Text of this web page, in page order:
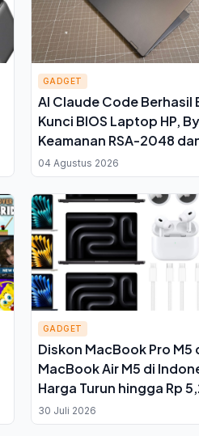
GADGET
AI Claude Code Berhasil
Kunci BIOS Laptop HP,
Keamanan RSA-2048
Aktifkan 55 Pengaturan
Tersembunyi
04 Agustus 2026
GADGET
Diskon MacBook Pro M5
MacBook Air M5 di
Harga Turun hingga Rp
Cek Promonya
30 Juli 2026